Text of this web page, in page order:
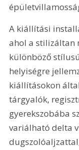
A kiállítási
ahol a stilizáltan
különböző
helyiségre
kiállításokon
tárgyalók,
gyerekszobába
variálható delta